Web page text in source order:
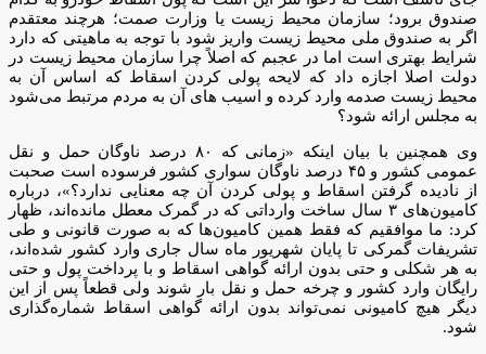
صندوق برود؛ سازمان محیط زیست یا وزارت صمت؛ هرچند معتقدم
اگر به صندوق ملی محیط زیست واریز شود با توجه به ماهیتی که دارد
شرایط بهتری است اما در عجبم که اصلاً چرا سازمان محیط زیست در
دولت اصلا اجازه داد که لایحه پولی کردن اسقاط که اساس آن به
محیط زیست صدمه وارد کرده و اسیب های آن به مردم مرتبط می‌شود
به مجلس ارائه شود؟
وی همچنین با بیان اینکه «زمانی که ۸۰ درصد ناوگان حمل و نقل
عمومی کشور و ۴۵ درصد ناوگان سواری کشور فرسوده است صحبت
از نادیده گرفتن اسقاط و پولی کردن آن چه معنایی ندارد؟»، درباره
کامیون‌های ۳ سال ساخت وارداتی که در گمرک معطل مانده‌اند، ظهار
کرد: ما موافقیم که فقط همین کامیون‌ها که به صورت قانونی و طی
تشریفات گمرکی تا پایان شهریور ماه سال جاری وارد کشور شده‌اند،
به هر شکلی و حتی بدون ارائه گواهی اسقاط و با پرداخت پول و حتی
رایگان وارد کشور و چرخه حمل و نقل بار شوند ولی قطعاً پس از این
دیگر هیچ کامیونی نمی‌تواند بدون ارائه گواهی اسقاط شماره‌گذاری
شود.